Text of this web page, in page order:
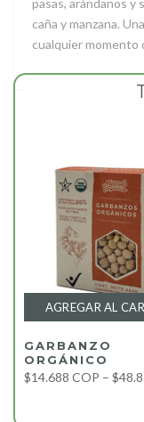
caña y manzana.
cualquier momento
AGREGAR AL
GARBANZO
ORGÁNICO
$14.688 COP –